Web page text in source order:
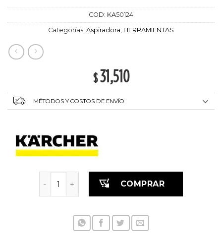
COD: KA50124
Categorías: Aspiradora HERRAMIENTAS
$31,510
MÉTODOS Y COSTOS DE ENVÍO
Karcher NT48/1 ASPIRADORA PROFESIONAL
COMPRAR